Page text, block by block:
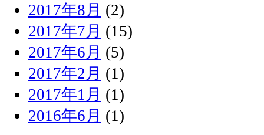
2017年8月 (2)
2017年7月 (15)
2017年6月 (5)
2017年2月 (1)
2017年1月 (1)
2016年6月 (1)